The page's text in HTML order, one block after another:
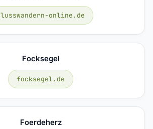
online.de
Focksegel
focksegel.de
Foerdeherz